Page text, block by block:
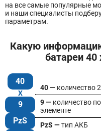
на все самые популярные
и наши специалисты
параметрам.
Какую
батареи 40
40
9
PzS
40 — количество
9 — количество
элементе
PzS —тип АКБ